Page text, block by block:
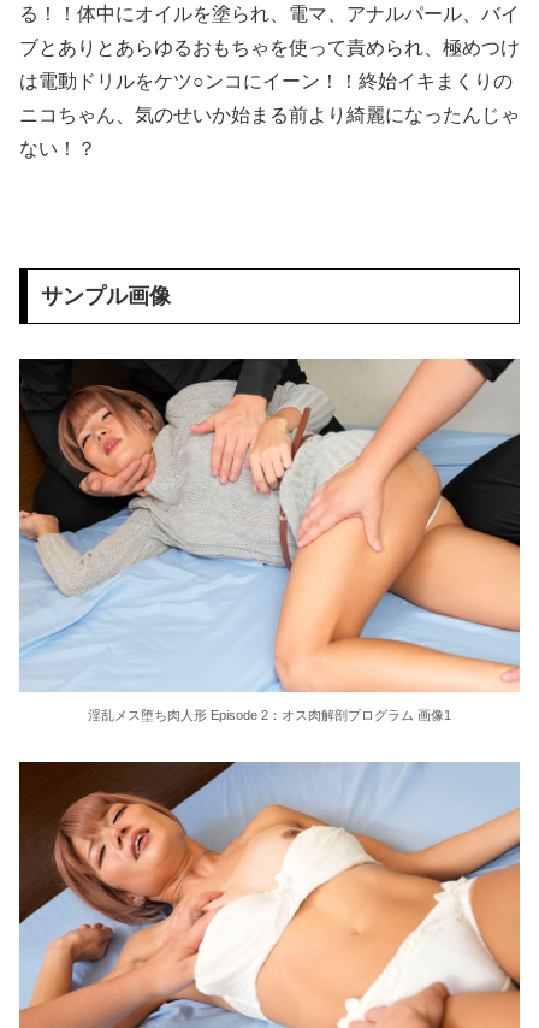
積水ハウス「地面師に55億円騙し取られた…」ワイ「はえーかわいそう…会社滅茶苦茶やろなぁ」→
【画像】見せブラ・見せパン、過去にないレベルで流行ってしまうｗｗｗ
サッカーの選手に落雷、帰らぬ人となる
【悲報】 味噌ラーメンで行列、出来ない
【緊急】吉野家のステーキ定食、ガチで美味いぞ
【悲報】メタルバンドが日本から死滅した理由ってなに？
ビニコンの店員がいらっしゃいませー！言わないから本社にクレームいれてやりましたよ！www
お金持ち夫婦に飼われる事になった美少年メイド
月刊巨根 巨根イケメンのナンパ術 るかちゃん編
西野絵美 撮影前にヤっちゃった…ドMだと思ったらドS痴女だった
【悲報】行きつけの居酒屋に立ち寄った男、会計が100円だった結果・・・
絵恋空 画像455枚【ヌード】
結婚式の二次会で知り合った娘達と乱交した話
る！！体中にオイルを塗られ、電マ、アナルパール、バイ
ブとありとあらゆるおもちゃを使って責められ、極めつけ
は電動ドリルをケツ○ンコにイーン！！終始イキまくりの
ニコちゃん、気のせいか始まる前より綺麗になったんじゃ
ない！？
サンプル画像
淫乱メス堕ち肉人形 Episode 2：オス肉解剖プログラム 画像1